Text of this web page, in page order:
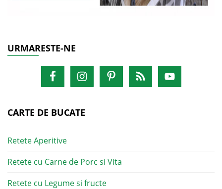
URMARESTE-NE
CARTE DE BUCATE
Retete Aperitive
Retete cu Carne de Porc si Vita
Retete cu Legume si fructe